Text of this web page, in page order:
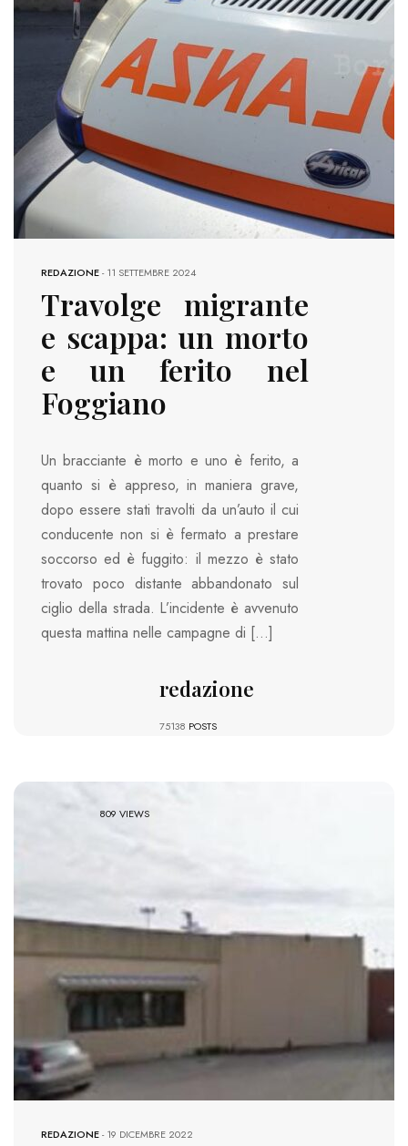
REDAZIONE-11 SETTEMBRE 2024
Travolge migrante
e scappa: un morto
e un ferito nel
Foggiano
Un bracciante è morto e uno è ferito, a
quanto si è appreso, in maniera grave,
dopo essere stati travolti da un’auto il cui
conducente non si è fermato a prestare
soccorso ed è fuggito: il mezzo è stato
trovato poco distante abbandonato sul
ciglio della strada. L’incidente è avvenuto
questa mattina nelle campagne di […]
redazione
75138 POSTS
809 VIEWS
REDAZIONE-19 DICEMBRE 2022